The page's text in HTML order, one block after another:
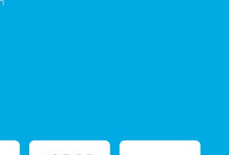
condiciones para el tratamiento de
mi consentimiento, tal y como se